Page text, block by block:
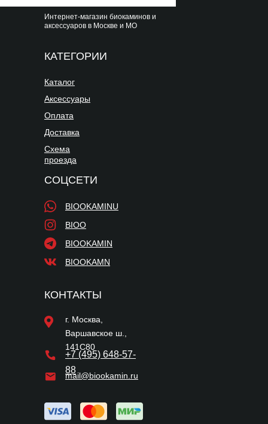
КОНТАКТЫ
+7 (495) 648-57-
88
г. Москва,
Варшавское ш.,
141С80
mail@biookamin.ru
КАТЕГОРИИ
Аксессуары
Каталог
Оплата
Доставка
Схема
проезда
СОЦСЕТИ
BIOO
BIOOKAMINU
Интернет-магазин биокаминов и
аксессуаров в Москве и МО
BIOOKAMIN
BIOOKAMN